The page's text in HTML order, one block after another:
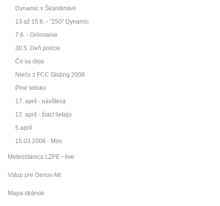
Dynamic v Škandinávii
13 až 15.6. - "250" Dynamic
7.6. - Grilovanie
30.5. Deň polície
Čo sa deje
Niečo z FCC Gliding 2008
Plné letisko
17. apríl - návšteva
12. apríl - žiaci lietajú
5.apríl
15.03.2008 - Mini
Meteostanica LZPE - live
Vstup pre členov AK
Mapa stránok